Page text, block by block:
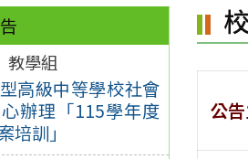
教學組
高級中等學校社會
辦理「115學年度
培訓」
公